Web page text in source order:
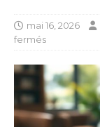
mai 16, 2026
fermés